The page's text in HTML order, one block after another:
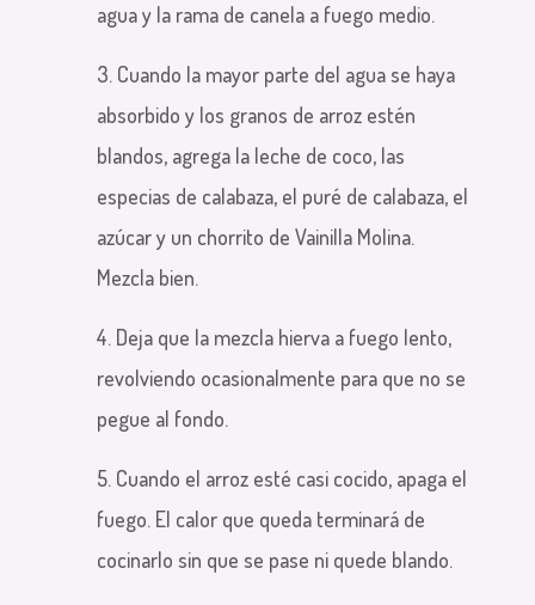
agua y la rama de canela a fuego medio.
3. Cuando la mayor parte del agua se haya
absorbido y los granos de arroz estén
blandos, agrega la leche de coco, las
especias de calabaza, el puré de calabaza, el
azúcar y un chorrito de Vainilla Molina.
Mezcla bien.
4. Deja que la mezcla hierva a fuego lento,
revolviendo ocasionalmente para que no se
pegue al fondo.
5. Cuando el arroz esté casi cocido, apaga el
fuego. El calor que queda terminará de
cocinarlo sin que se pase ni quede blando.